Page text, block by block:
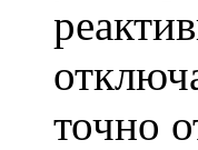
точно